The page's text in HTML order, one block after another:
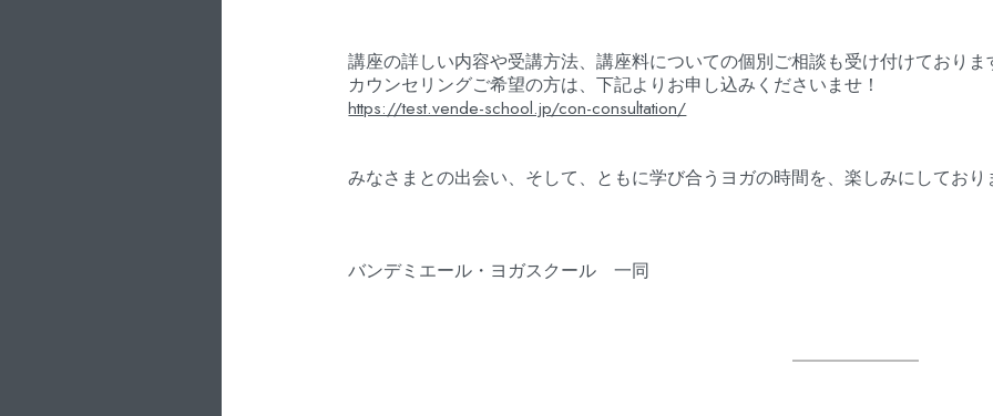
講座の詳しい内容や受講方法、講座料についての個別ご相談も受け付けておりま
カウンセリングご希望の方は、下記よりお申し込みくださいませ！
https://test.vende-school.jp/con-consultation/
みなさまとの出会い、そして、ともに学び合うヨガの時間を、楽しみにしており
バンデミエール・ヨガスクール 一同